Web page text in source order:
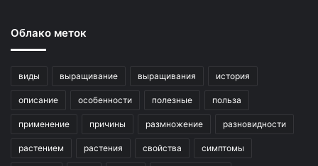
Облако меток
виды выращивание выращивания история
описание особенности полезные польза
применение причины размножение разновидности
растением растения свойства симптомы